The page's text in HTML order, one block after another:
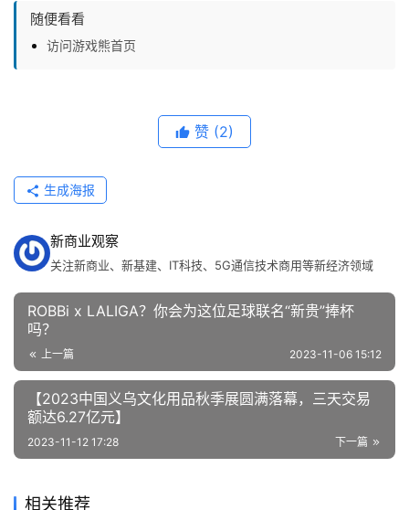
随便看看
访问游戏熊首页
赞 (2)
生成海报
新商业观察
关注新商业、新基建、IT科技、5G通信技术商用等新经济领域
ROBBi x LALIGA？你会为这位足球联名“新贵”捧杯
吗？
上一篇 2023-11-06 15:12
【2023中国义乌文化用品秋季展圆满落幕，三天交易
额达6.27亿元】
下一篇
2023-11-12 17:28
相关推荐